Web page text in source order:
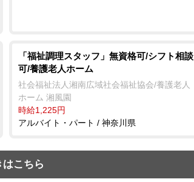
「福祉調理スタッフ」無資格可/シフト相談
可/養護老人ホーム
社会福祉法人湘南広域社会福祉協会/養護老人
ホーム 湘風園
時給1,225円
アルバイト・パート / 神奈川県
はこちら